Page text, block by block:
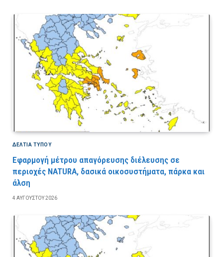
ΔΕΛΤΙΑ ΤΥΠΟΥ
Εφαρμογή μέτρου απαγόρευσης διέλευσης σε
περιοχές NATURA, δασικά οικοσυστήματα, πάρκα και
άλση
4 ΑΥΓΟΎΣΤΟΥ 2026